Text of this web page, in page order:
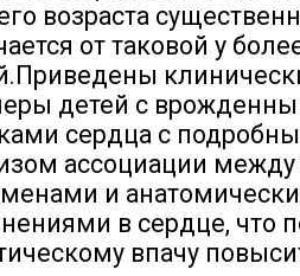
возраста
от таковой у
детей с
сердца с
ассоциации
и
в сердце, что
впачу